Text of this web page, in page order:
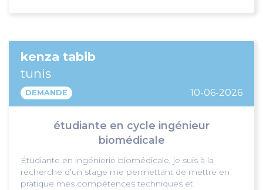
kenza tabib
tunis
DEMANDE 10-06-2026
étudiante en cycle ingénieur
biomédicale
Étudiante en ingénierie biomédicale, je suis à la
recherche d’un stage me permettant de mettre en
pratique mes compétences techniques et